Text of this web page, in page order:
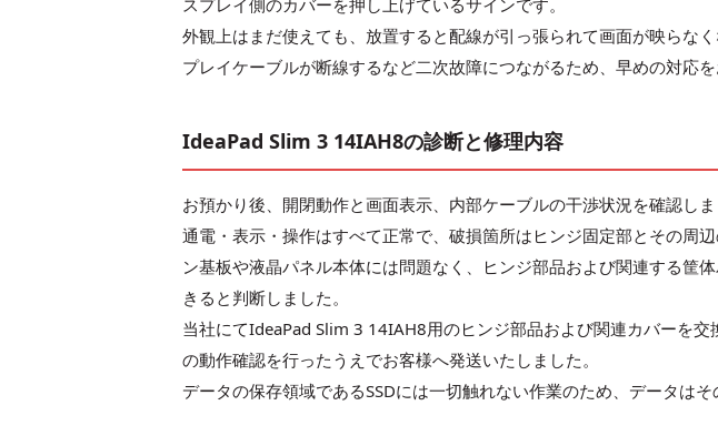
スプレイ側のカバーを押し上げているサインです。
外観上はまだ使えても、放置すると配線が引っ張られて画面が映らな
プレイケーブルが断線するなど二次故障につながるため、早めの対応を
IdeaPad Slim 3 14IAH8の診断と修理内容
お預かり後、開閉動作と画面表示、内部ケーブルの干渉状況を確認しま
通電・表示・操作はすべて正常で、破損箇所はヒンジ固定部とその周
ン基板や液晶パネル本体には問題なく、ヒンジ部品および関連する筐
きると判断しました。
当社にてIdeaPad Slim 3 14IAH8用のヒンジ部品および関連カバーを
の動作確認を行ったうえでお客様へ発送いたしました。
データの保存領域であるSSDには一切触れない作業のため、データはそ